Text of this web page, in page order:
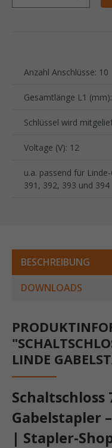
Anzahl Anschlüsse: 10
Gesamtlänge L1
Schlüssel wird
Voltage (V): 12
u.a. passend für
391, 392, 393 und 394
BESCHREIBUNG
DOWNLOADS
LINDE
Schaltschloss
Gabelstapler
| Stapler-